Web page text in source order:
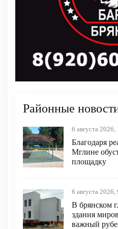
Районные
6 августа 2026,
Благодаря
Мглине
площадку
6 августа 2026,
В брянском
здания
важный